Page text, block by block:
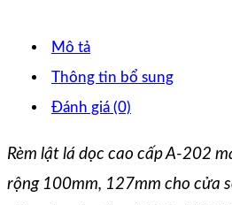
Mô tả
Thông tin bổ sung
Đánh giá (0)
Rèm lật lá dọc cao cấp A-202
rộng 100mm, 127mm cho cửa